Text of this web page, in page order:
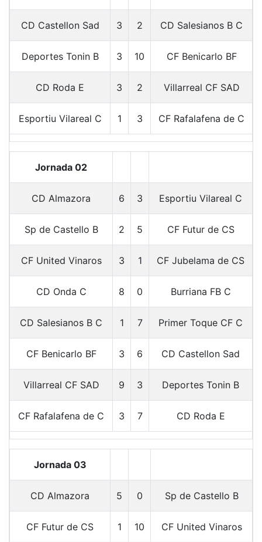
CD Castellon Sad 3 2 CD Salesianos B C
Deportes Tonin B 3 10 CF Benicarlo BF
CD Roda E 3 2 Villarreal CF SAD
Esportiu Vilareal C 1 3 CF Rafalafena de C
Jornada 02
CD Almazora 6 3 Esportiu Vilareal C
Sp de Castello B 2 5 CF Futur de CS
CF United Vinaros 3 1 CF Jubelama de CS
CD Onda C 8 0 Burriana FB C
CD Salesianos B C 1 7 Primer Toque CF C
CF Benicarlo BF 3 6 CD Castellon Sad
Villarreal CF SAD 9 3 Deportes Tonin B
CF Rafalafena de C 3 7 CD Roda E
Jornada 03
CD Almazora 5 0 Sp de Castello B
CF Futur de CS 1 10 CF United Vinaros